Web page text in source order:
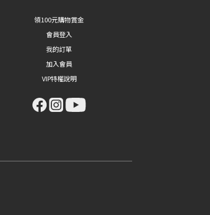
領100元購物賞金
會員登入
我的訂單
加入會員
VIP特權說明